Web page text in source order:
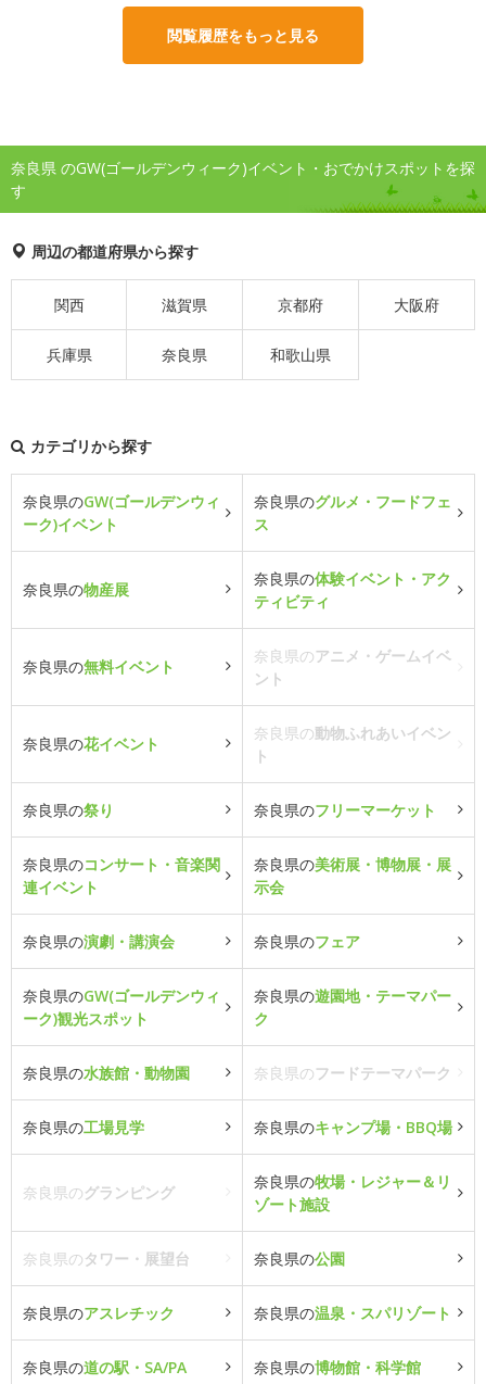
閲覧履歴をもっと見る
奈良県 のGW(ゴールデンウィーク)イベント・おでかけスポットを探
す
周辺の都道府県から探す
関西 滋賀県 京都府 大阪府
兵庫県 奈良県 和歌山県
カテゴリから探す
奈良県のGW(ゴールデンウィ
ーク)イベント
奈良県のグルメ・フードフェ
ス
奈良県の物産展
奈良県の体験イベント・アク
ティビティ
奈良県の無料イベント
奈良県のアニメ・ゲームイベ
ント
奈良県の花イベント
奈良県の動物ふれあいイベン
ト
奈良県の祭り 奈良県のフリーマーケット
奈良県のコンサート・音楽関
連イベント
奈良県の美術展・博物展・展
示会
奈良県の演劇・講演会 奈良県のフェア
奈良県のGW(ゴールデンウィ
ーク)観光スポット
奈良県の遊園地・テーマパー
ク
奈良県の水族館・動物園 奈良県のフードテーマパーク
奈良県の工場見学 奈良県のキャンプ場・BBQ場
奈良県のグランピング
奈良県の牧場・レジャー＆リ
ゾート施設
奈良県のタワー・展望台 奈良県の公園
奈良県のアスレチック 奈良県の温泉・スパリゾート
奈良県の道の駅・SA/PA 奈良県の博物館・科学館